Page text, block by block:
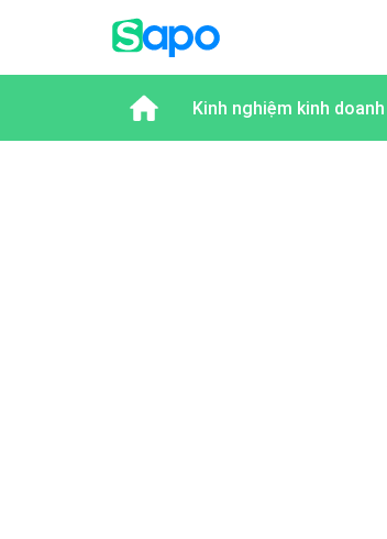
Kinh nghiệm kinh doanh